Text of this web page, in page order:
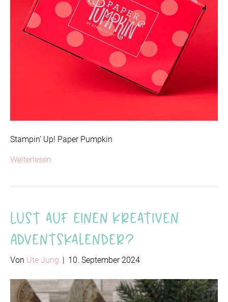
Stampin‘ Up! Paper Pumpkin
Weiterlesen
Lust auf einen kreativen
Adventskalender?
Von Ute Jung | 10. September 2024